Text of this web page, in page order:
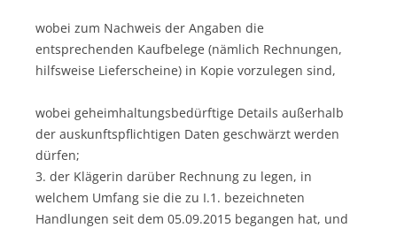
wobei zum Nachweis der Angaben die
entsprechenden Kaufbelege (nämlich Rechnungen,
hilfsweise Lieferscheine) in Kopie vorzulegen sind,
wobei geheimhaltungsbedürftige Details außerhalb
der auskunftspflichtigen Daten geschwärzt werden
dürfen;
3. der Klägerin darüber Rechnung zu legen, in
welchem Umfang sie die zu I.1. bezeichneten
Handlungen seit dem 05.09.2015 begangen hat, und